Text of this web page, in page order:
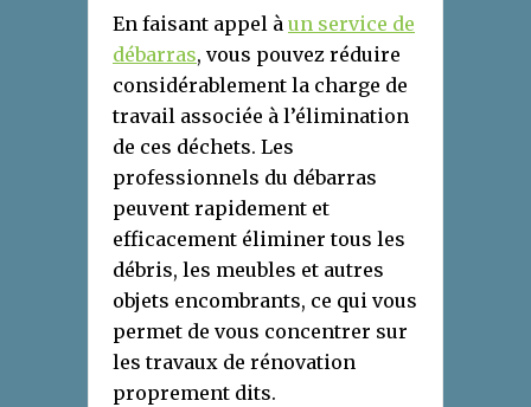
En faisant appel à un service de
débarras, vous pouvez réduire
considérablement la charge de
travail associée à l’élimination
de ces déchets. Les
professionnels du débarras
peuvent rapidement et
efficacement éliminer tous les
débris, les meubles et autres
objets encombrants, ce qui vous
permet de vous concentrer sur
les travaux de rénovation
proprement dits.